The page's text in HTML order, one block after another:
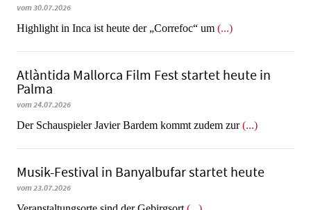
vom 30.07.2026
Highlight in Inca ist heute der „Correfoc“ um (...)
Atlàntida Mallorca Film Fest startet heute in
Palma
vom 24.07.2026
Der Schauspieler Javier Bardem kommt zudem zur(...)
Musik-Festival in Ban­yal­bu­far startet heute
vom 23.07.2026